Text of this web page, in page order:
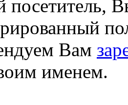
Вам
именем.